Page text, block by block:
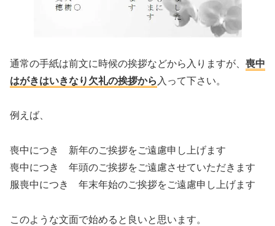
通常の手紙は前文に時候の挨拶などから入りますが、 喪中
はがきはいきなり欠礼の挨拶から 入って下さい。
例えば、
喪中につき 新年のご挨拶をご遠慮申し上げます
喪中につき 年頭のご挨拶をご遠慮させていただきます
服喪中につき 年末年始のご挨拶をご遠慮申し上げます
このような文面で始めると良いと思います。